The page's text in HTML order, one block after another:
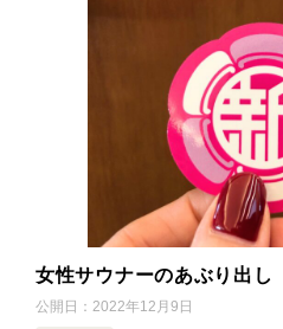
女性サウナーのあぶり出し
公開日： 2022年12月9日